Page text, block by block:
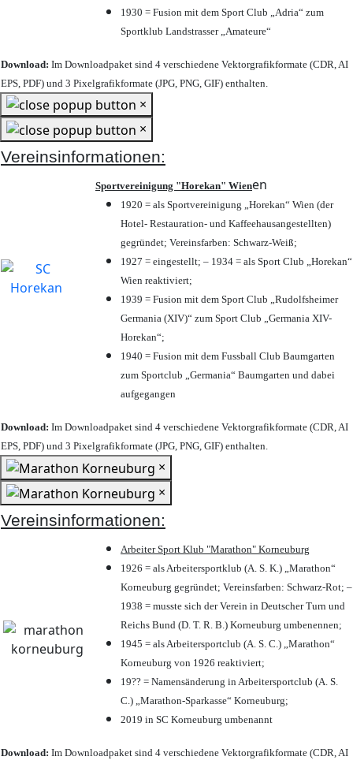
1930 = Fusion mit dem Sport Club „Adria“ zum
Sportklub Landstrasser „Amateure“
Download: Im Downloadpaket sind 4 verschiedene Vektorgrafikformate (CDR, AI
EPS, PDF) und 3 Pixelgrafikformate (JPG, PNG, GIF) enthalten.
×
×
Vereinsinformationen:
Sportvereinigung "Horekan" Wienen
1920 = als Sportvereinigung „Horekan“ Wien (der
Hotel- Restauration- und Kaffeehausangestellten)
gegründet; Vereinsfarben: Schwarz-Weiß;
1927 = eingestellt; – 1934 = als Sport Club „Horekan“
Wien reaktiviert;
1939 = Fusion mit dem Sport Club „Rudolfsheimer
Germania (XIV)“ zum Sport Club „Germania XIV-
Horekan“;
1940 = Fusion mit dem Fussball Club Baumgarten
zum Sportclub „Germania“ Baumgarten und dabei
aufgegangen
Download: Im Downloadpaket sind 4 verschiedene Vektorgrafikformate (CDR, AI
EPS, PDF) und 3 Pixelgrafikformate (JPG, PNG, GIF) enthalten.
×
×
Vereinsinformationen:
Arbeiter Sport Klub "Marathon" Korneuburg
1926 = als Arbeitersportklub (A. S. K.) „Marathon“
Korneuburg gegründet; Vereinsfarben: Schwarz-Rot; –
1938 = musste sich der Verein in Deutscher Turn und
Reichs Bund (D. T. R. B.) Korneuburg umbenennen;
1945 = als Arbeitersportclub (A. S. C.) „Marathon“
Korneuburg von 1926 reaktiviert;
19?? = Namensänderung in Arbeitersportclub (A. S.
C.) „Marathon-Sparkasse“ Korneuburg;
2019 in SC Korneuburg umbenannt
Download: Im Downloadpaket sind 4 verschiedene Vektorgrafikformate (CDR, AI